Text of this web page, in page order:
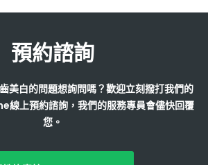
預約諮詢
美白的問題想詢問嗎？歡迎立刻撥打我們的
線上預約諮詢，我們的服務專員會儘快回覆
您。